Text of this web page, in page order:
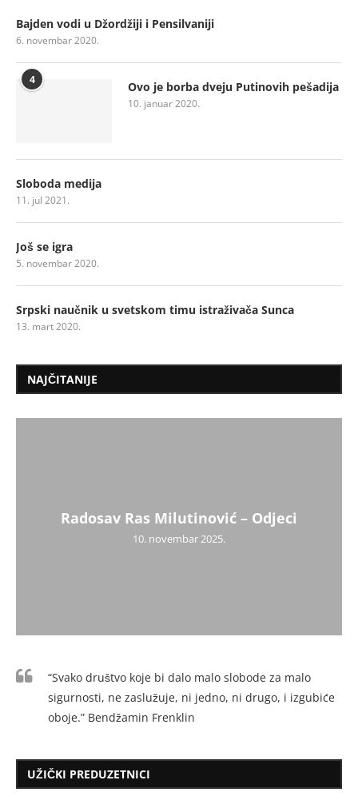
Bajden vodi u Džordžiji i Pensilvaniji
6. novembar 2020.
4 Ovo je borba dveju Putinovih pešadija
10. januar 2020.
Sloboda medija
11. jul 2021.
Još se igra
5. novembar 2020.
Srpski naučnik u svetskom timu istraživača Sunca
13. mart 2020.
NAJČITANIJE
Radosav Ras Milutinović – Odjeci
10. novembar 2025.
“Svako društvo koje bi dalo malo slobode za malo
sigurnosti, ne zaslužuje, ni jedno, ni drugo, i izgubiće
oboje.” Bendžamin Frenklin
UŽIČKI PREDUZETNICI